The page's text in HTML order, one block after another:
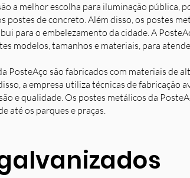
a melhor escolha para iluminação pública,
postes de concreto. Além disso, os postes
para o embelezamento da cidade. A
modelos, tamanhos e materiais, para
PosteAço são fabricados com materiais de
a empresa utiliza técnicas de fabricação
e qualidade. Os postes metálicos da
até os parques e praças.